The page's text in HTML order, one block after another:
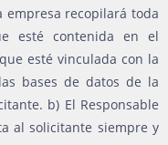
empresa recopilará toda
esté contenida en el
esté vinculada con la
bases de datos de la
b) El Responsable
al solicitante siempre y